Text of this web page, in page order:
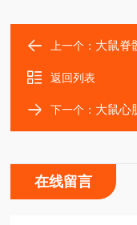
上一个： 大鼠脊
返回列表
下一个： 大鼠心
在线留言